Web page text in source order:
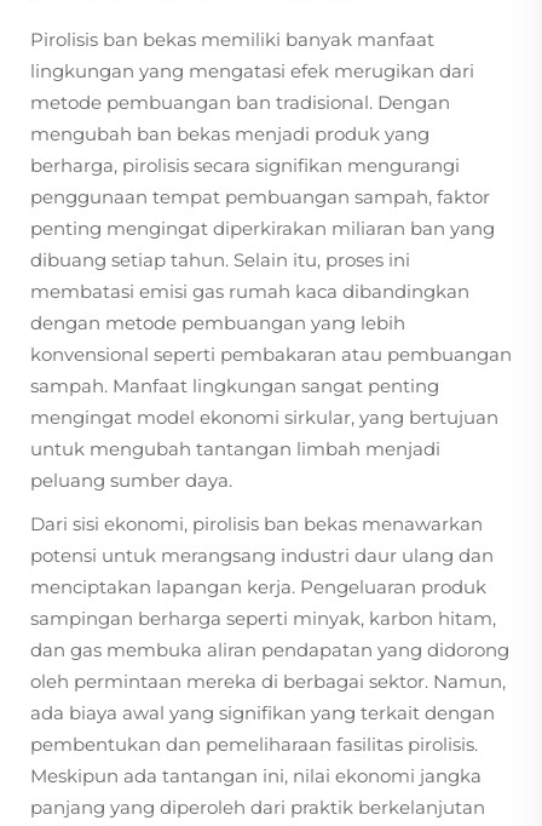
Pirolisis ban bekas memiliki banyak manfaat
lingkungan yang mengatasi efek merugikan dari
metode pembuangan ban tradisional. Dengan
mengubah ban bekas menjadi produk yang
berharga, pirolisis secara signifikan mengurangi
penggunaan tempat pembuangan sampah, faktor
penting mengingat diperkirakan miliaran ban yang
dibuang setiap tahun. Selain itu, proses ini
membatasi emisi gas rumah kaca dibandingkan
dengan metode pembuangan yang lebih
konvensional seperti pembakaran atau pembuangan
sampah. Manfaat lingkungan sangat penting
mengingat model ekonomi sirkular, yang bertujuan
untuk mengubah tantangan limbah menjadi
peluang sumber daya.
Dari sisi ekonomi, pirolisis ban bekas menawarkan
potensi untuk merangsang industri daur ulang dan
menciptakan lapangan kerja. Pengeluaran produk
sampingan berharga seperti minyak, karbon hitam,
dan gas membuka aliran pendapatan yang didorong
oleh permintaan mereka di berbagai sektor. Namun,
ada biaya awal yang signifikan yang terkait dengan
pembentukan dan pemeliharaan fasilitas pirolisis.
Meskipun ada tantangan ini, nilai ekonomi jangka
panjang yang diperoleh dari praktik berkelanjutan